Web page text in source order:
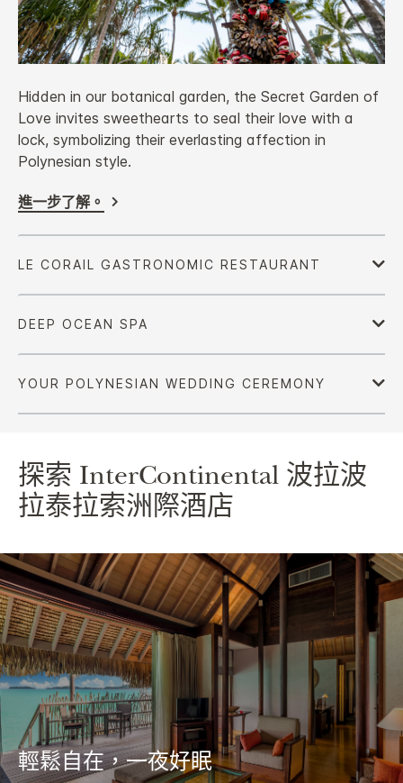
Hidden in our botanical garden, the Secret Garden of
Love invites sweethearts to seal their love with a
lock, symbolizing their everlasting affection in
Polynesian style.
進一步了解。
探索 InterContinental 波拉波
拉泰拉索洲際酒店
輕鬆自在，一夜好眠